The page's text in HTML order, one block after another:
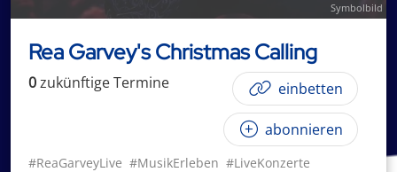
Symbolbild
Rea Garvey's Christmas Calling
0zukünftigeTermine einbetten
abonnieren
#ReaGarveyLive #MusikErleben #LiveKonzerte